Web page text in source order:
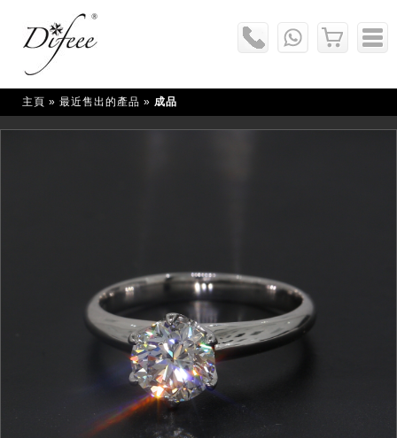
主頁 » 最近售出的產品 » 成品